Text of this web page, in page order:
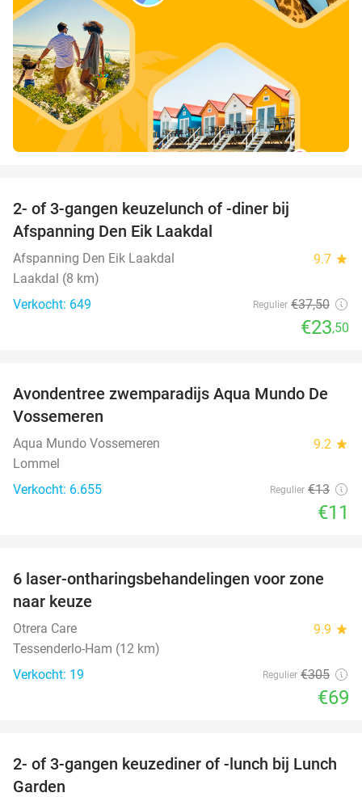
2- of 3-gangen keuzelunch of -diner bij
Afspanning Den Eik Laakdal
Afspanning Den Eik Laakdal 9.7 star
Laakdal (8 km)
Verkocht: 649
Regulier €37,50
€23,50
15%
Avondentree zwemparadijs Aqua Mundo De
Vossemeren
Aqua Mundo Vossemeren 9.2 star
Lommel
Verkocht: 6.655
Regulier €13
€11
77%
6 laser-ontharingsbehandelingen voor zone
naar keuze
Otrera Care 9.9 star
Tessenderlo-Ham (12 km)
Verkocht: 19
Regulier €305
€69
26%
2- of 3-gangen keuzediner of -lunch bij Lunch
Garden